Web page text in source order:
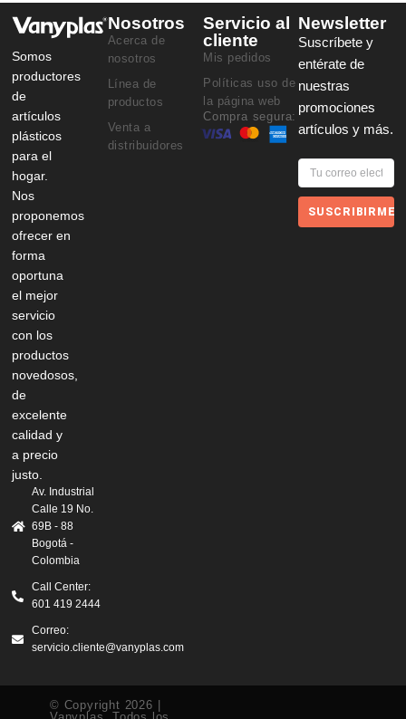
Somos
productores
de
artículos
plásticos
para el
hogar.
Nos
proponemos
ofrecer en
forma
oportuna
el mejor
servicio
con los
productos
novedosos,
de
excelente
calidad y
a precio
justo.
Av. Industrial
Calle 19 No.
69B - 88
Bogotá -
Colombia
Call Center:
601 419 2444
Correo:
servicio.cliente@vanyplas.com
Nosotros
Acerca de
nosotros
Línea de
productos
Venta a
distribuidores
Servicio al
cliente
Mis pedidos
Políticas uso de
la página web
Compra segura:
Newsletter
Suscríbete y
entérate de
nuestras
promociones
artículos y más.
SUSCRIBIRME
© Copyright 2026 |